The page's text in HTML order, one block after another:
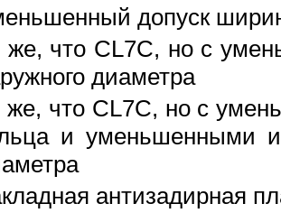
допуск
же, что CL7C, но с
диаметра
же, что CL7C, но с
и уменьшенными
антизадирная